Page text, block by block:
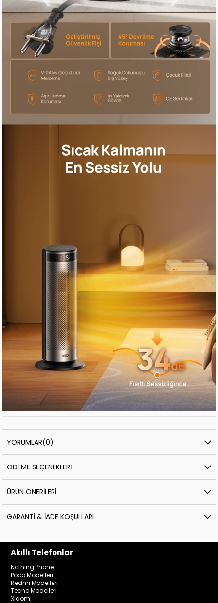
YORUMLAR(0)
ÖDEME SEÇENEKLERI
ÜRÜN ÖNERILERI
GARANTI & İADE KOŞULLARI
Akıllı Telefonlar
Nothing Phone
Poco Modelleri
Redmi Modelleri
Tecno Modelleri
Xiaomi